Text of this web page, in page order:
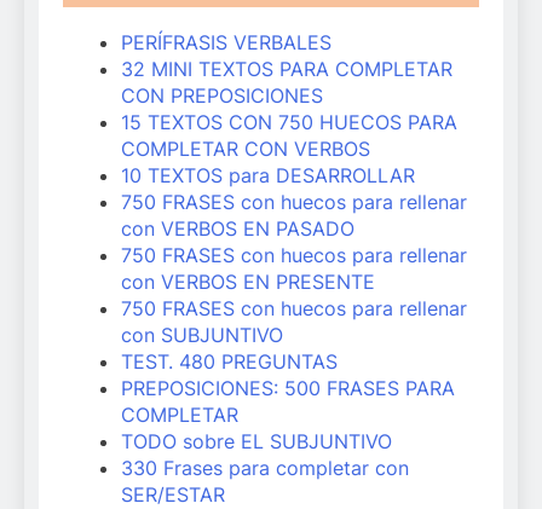
PERÍFRASIS VERBALES
32 MINI TEXTOS PARA COMPLETAR
CON PREPOSICIONES
15 TEXTOS CON 750 HUECOS PARA
COMPLETAR CON VERBOS
10 TEXTOS para DESARROLLAR
750 FRASES con huecos para rellenar
con VERBOS EN PASADO
750 FRASES con huecos para rellenar
con VERBOS EN PRESENTE
750 FRASES con huecos para rellenar
con SUBJUNTIVO
TEST. 480 PREGUNTAS
PREPOSICIONES: 500 FRASES PARA
COMPLETAR
TODO sobre EL SUBJUNTIVO
330 Frases para completar con
SER/ESTAR